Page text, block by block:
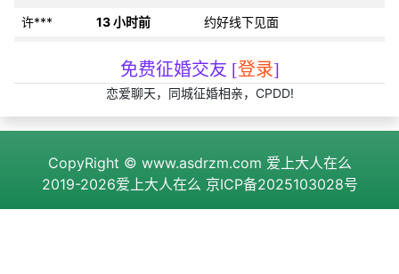
许***
13 小时前
约好线下见面
分享约会经验
19 小时前
发布了cpdd信息
81***
5 小时前
约好线下见面
么***
12 分钟前
和2为同城异性搭讪
想***
22 小时前
发布了征婚帖子
免费征婚交友 [登录]
恋爱聊天，同城征婚相亲，CPDD!
CopyRight © www.asdrzm.com 爱上大人在么
2019-2026爱上大人在么 京ICP备2025103028号